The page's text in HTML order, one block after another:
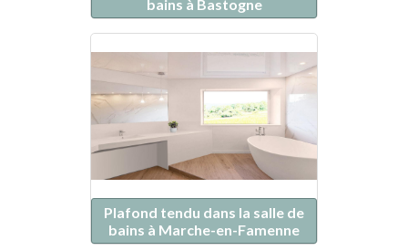
bains à Bastogne
Plafond tendu dans la salle de
bains à Marche-en-Famenne